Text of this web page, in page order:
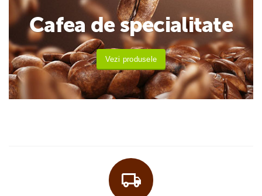
Cafea de specialitate
Vezi produsele